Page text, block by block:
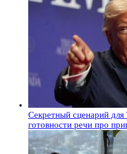
Секретный сценарий
готовности речи про